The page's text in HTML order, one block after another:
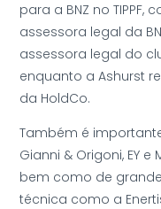
para a BNZ no
assessora legal da
assessora legal do
enquanto a Ashurst
da HoldCo.
Também é
Gianni & Origoni, EY
bem como de
técnica como a